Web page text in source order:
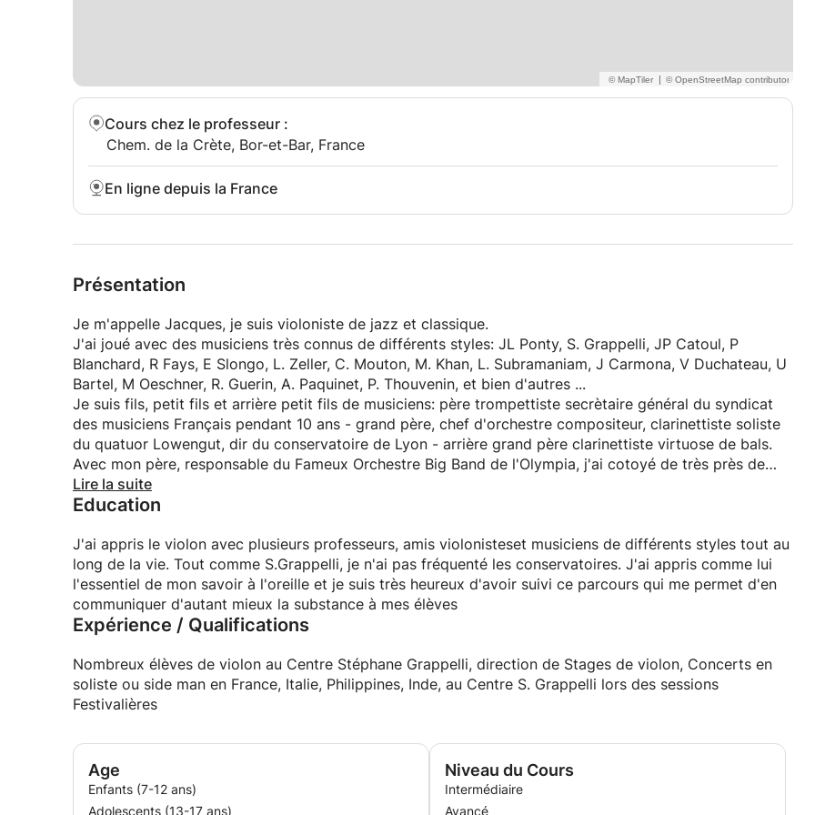
|
Cours chez le professeur :
Chem. de la Crète, Bor-et-Bar, France
En ligne depuis la France
Présentation
Je m'appelle Jacques, je suis violoniste de jazz et classique.
J'ai joué avec des musiciens très connus de différents styles: JL Ponty, S. Grappelli, JP Catoul, P
Blanchard, R Fays, E Slongo, L. Zeller, C. Mouton, M. Khan, L. Subramaniam, J Carmona, V Duchateau, U
Bartel, M Oeschner, R. Guerin, A. Paquinet, P. Thouvenin, et bien d'autres ...
Je suis fils, petit fils et arrière petit fils de musiciens: père trompettiste secrètaire général du syndicat
des musiciens Français pendant 10 ans - grand père, chef d'orchestre compositeur, clarinettiste soliste
du quatuor Lowengut, dir du conservatoire de Lyon - arrière grand père clarinettiste virtuose de bals.
Avec mon père, responsable du Fameux Orchestre Big Band de l'Olympia, j'ai cotoyé de très près de
grands musiciens Français et jazzmen Américains, ce qui m'a mis dans le bain de la musique très tôt
dans la vie. C'est en apprenant avec eux que mon oreille s'est forgée en plus de ce que j'ai appris en
Je suis directeur du centre Violonis Stéphane Grappelli dont je m'occupe avec dévotion depuis 1989
date du premier Festival Jazzaparc organisé dans un bel amphithéatre de verdure ou se sont tenus les
festivals d'été réguliers depuis 1989
J'ai organisé de grands concerts autant en France qu'à l'étranger, notamment la tournée en Inde de
Jean Luc Ponty, L. Subramaniam, Billy Cobham, des concerts un peu partout en France et pays voisins
si inspirées qui l'ont rendu célébrissime dans le monde, aux USA surtout.
Voici ce qu'il dit de moi dans une recommandation qu'il m'a fait sur sur un site d'enseignement du
violon.
"Jacques a de multiples talents, raison pour laquelle je suis souvent en contact avec lui. Violoniste de
jazz il fabrique aussi des archets, restaure des violons et améliore leur sonorité, organise des concerts.
Il s'occupe aussi avec dévotion du centre Stéphane Grappelli. Il est aussi très fan de Michel Warlop et a
co-écrit un livre sur lui, que j'ai préfacé, intitulé "Michel Warlop génie du violon Swing". Il enseigne aussi,
Lire la suite
Education
J'ai appris le violon avec plusieurs professeurs, amis violonisteset musiciens de différents styles tout au
long de la vie. Tout comme S.Grappelli, je n'ai pas fréquenté les conservatoires. J'ai appris comme lui
l'essentiel de mon savoir à l'oreille et je suis très heureux d'avoir suivi ce parcours qui me permet d'en
communiquer d'autant mieux la substance à mes élèves
Expérience / Qualifications
Nombreux élèves de violon au Centre Stéphane Grappelli, direction de Stages de violon, Concerts en
soliste ou side man en France, Italie, Philippines, Inde, au Centre S. Grappelli lors des sessions
Festivalières
Age
Enfants (7-12 ans)
Adolescents (13-17 ans)
Niveau du Cours
Intermédiaire
Avancé